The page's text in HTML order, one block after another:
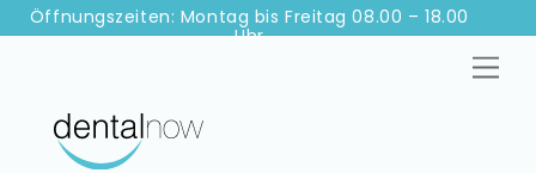
Öffnungszeiten: Montag bis Freitag 08.00 – 18.00
Uhr
Skip
to